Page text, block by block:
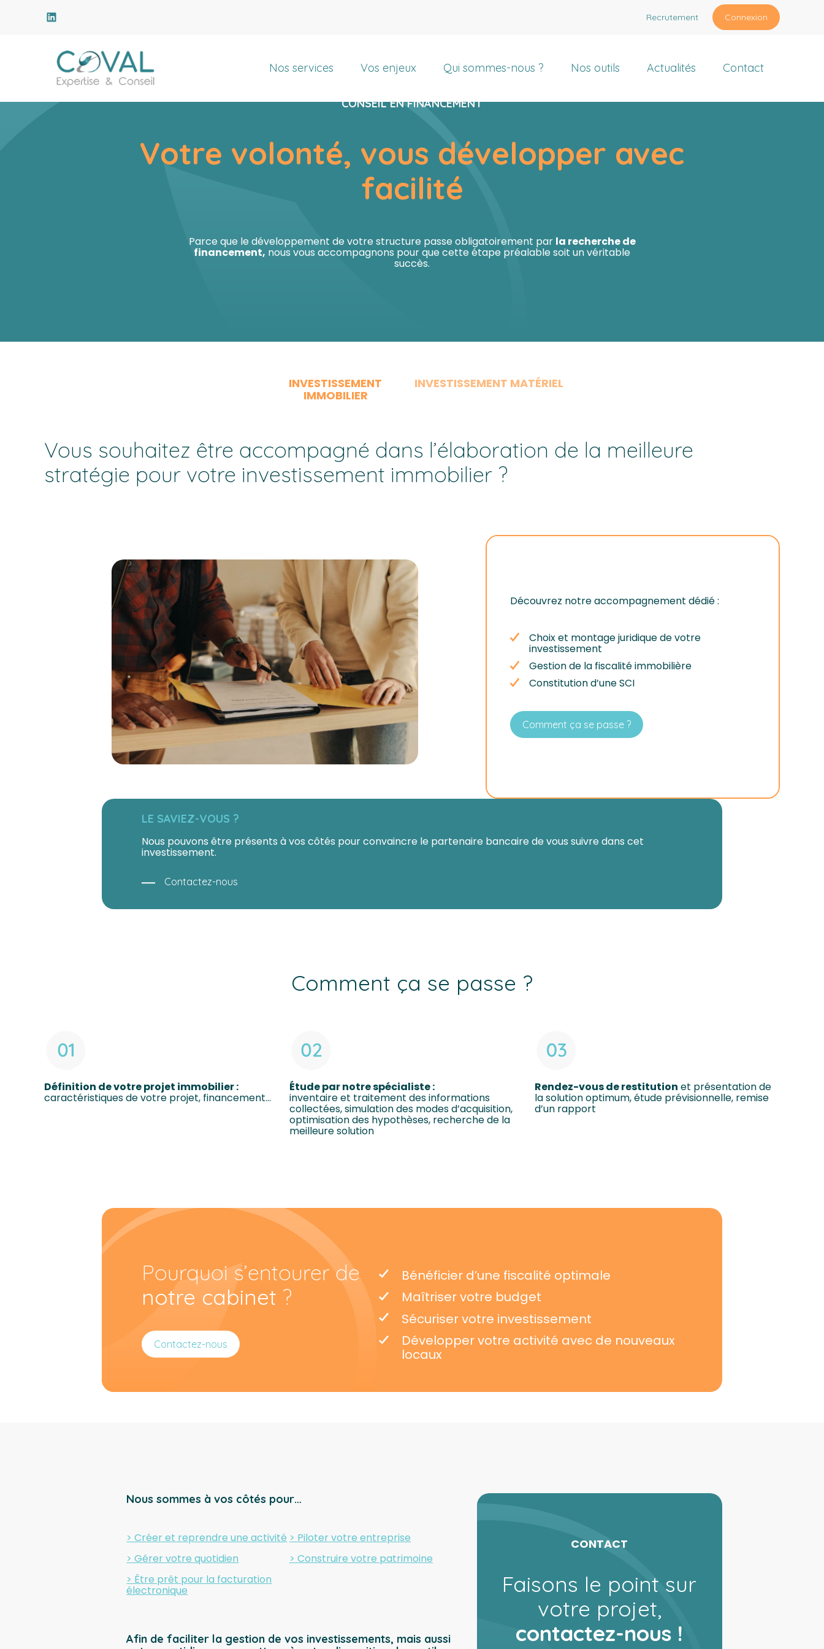
Recrutement Connexion
Aller
Principal
Nos services Vos enjeux Qui sommes-nous ? Nos outils Actualités Contact
CONSEIL EN FINANCEMENT
Votre volonté, vous développer avec
facilité
Parce que le développement de votre structure passe obligatoirement par la recherche de
financement, nous vous accompagnons pour que cette étape préalable soit un véritable
succès.
INVESTISSEMENT
IMMOBILIER
INVESTISSEMENT MATÉRIEL
Vous souhaitez être accompagné dans l’élaboration de la meilleure
stratégie pour votre investissement immobilier ?
Découvrez notre accompagnement dédié :
Choix et montage juridique de votre
investissement
Gestion de la fiscalité immobilière
Constitution d’une SCI
Comment ça se passe ?
LE SAVIEZ-VOUS ?
Nous pouvons être présents à vos côtés pour convaincre le partenaire bancaire de vous suivre dans cet
investissement.
Contactez-nous
Comment ça se passe ?
Définition de votre projet immobilier :
caractéristiques de votre projet, financement…
Étude par notre spécialiste :
inventaire et traitement des informations
collectées, simulation des modes d’acquisition,
optimisation des hypothèses, recherche de la
meilleure solution
Rendez-vous de restitution et présentation de
la solution optimum, étude prévisionnelle, remise
d’un rapport
Pourquoi s’entourer de
notre cabinet ?
Contactez-nous
Bénéficier d’une fiscalité optimale
Maîtriser votre budget
Sécuriser votre investissement
Développer votre activité avec de nouveaux
locaux
Nous sommes à vos côtés pour…
> Créer et reprendre une activité
> Gérer votre quotidien
> Être prêt pour la facturation
électronique
> Piloter votre entreprise
> Construire votre patrimoine
Afin de faciliter la gestion de vos investissements, mais aussi
CONTACT
Faisons le point sur
votre projet,
contactez-nous !